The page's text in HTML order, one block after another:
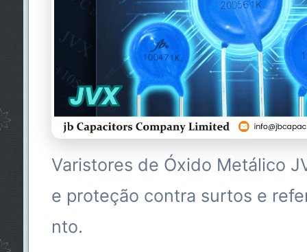
Varistores de Óxido Metálico
e proteção contra surtos e
nto.